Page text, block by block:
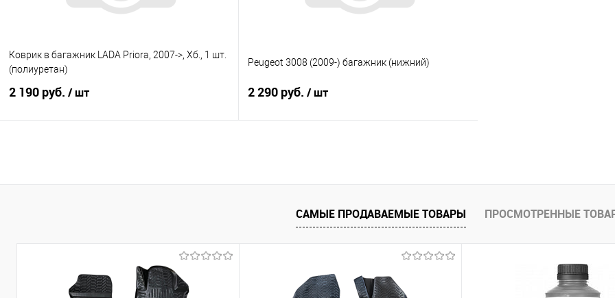
Коврик в багажник LADA Priora, 2007->, Хб., 1 шт.
(полиуретан)
2 190 руб. / шт
Купить в 1 клик
Сравнение
Peugeot 3008 (2009-) багажник (нижний)
2 290 руб. / шт
Купить в 1 клик
Сравнение
В избранное
Под заказ
САМЫЕ ПРОДАВАЕМЫЕ ТОВАРЫ ПРОСМОТРЕННЫЕ